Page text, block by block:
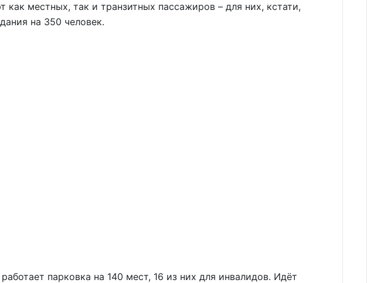
как местных, так и транзитных пассажиров – для них, кстати,
на 350 человек.
парковка на 140 мест, 16 из них для инвалидов. Идёт